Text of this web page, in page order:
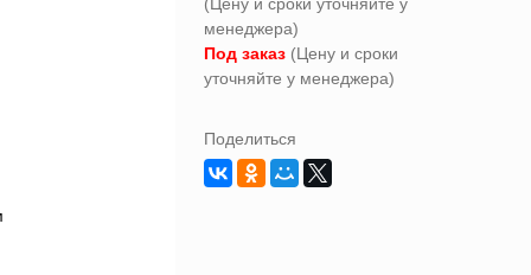
Под заказ (Цену и сроки
уточняйте у менеджера)
Поделиться